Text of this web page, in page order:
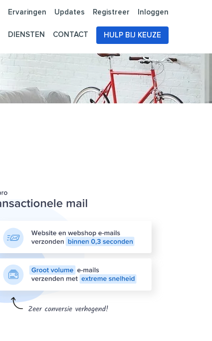
Ervaringen Updates Registreer Inloggen
DIENSTEN CONTACT HULP BIJ KEUZE